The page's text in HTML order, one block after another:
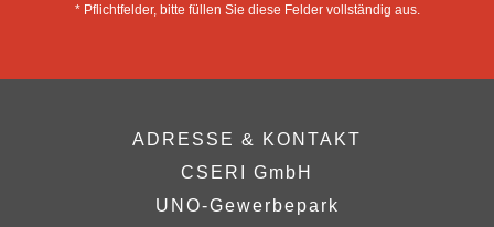
* Pflichtfelder, bitte füllen Sie diese Felder vollständig aus.
ADRESSE & KONTAKT
CSERI GmbH
UNO-Gewerbepark